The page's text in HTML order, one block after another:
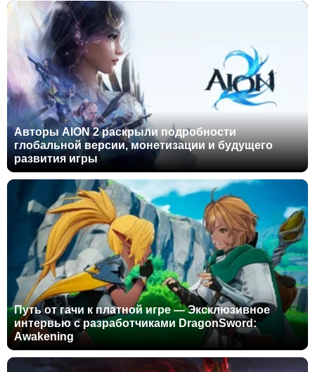
Авторы AION 2 раскрыли подробности
глобальной версии, монетизации и будущего
развития игры
Путь от гачи к платной игре — Эксклюзивное
интервью с разработчиками DragonSword:
Awakening